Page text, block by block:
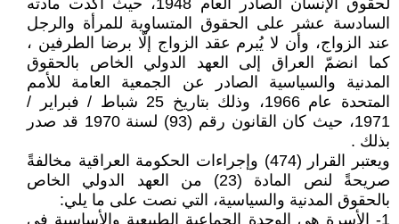
لحقوق الإنسان الصادر العام 1948، حيث أكّدت مادته
السادسة عشر على الحقوق المتساوية للمرأة والرجل
عند الزواج، وأن لا يُبرم عقد الزواج إلّا برضا الطرفين ،
كما انضمّ العراق إلى العهد الدولي الخاص بالحقوق
المدنية والسياسية الصادر عن الجمعية العامة للأمم
المتحدة عام 1966، وذلك بتاريخ 25 شباط / فبراير /
1971، حيث كان القانون رقم (93) لسنة 1970 قد صدر
بذلك .
ويعتبر القرار (474) وإجراءات الحكومة العراقية مخالفةً
صريحةً لنص المادة (23) من العهد الدولي الخاص
بالحقوق المدنية والسياسية، التي نصت على ما يلي:
1- الأسرة هي الوحدة الجماعية الطبيعية والأساسية في